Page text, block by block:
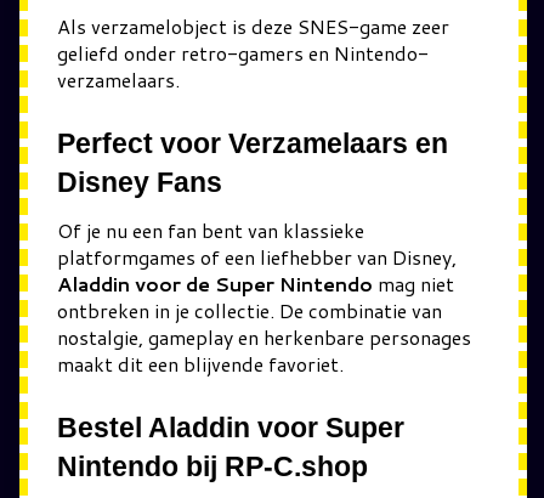
Als verzamelobject is deze SNES-game zeer
geliefd onder retro-gamers en Nintendo-
verzamelaars.
Perfect voor Verzamelaars en
Disney Fans
Of je nu een fan bent van klassieke
platformgames of een liefhebber van Disney,
Aladdin voor de Super Nintendo mag niet
ontbreken in je collectie. De combinatie van
nostalgie, gameplay en herkenbare personages
maakt dit een blijvende favoriet.
Bestel Aladdin voor Super
Nintendo bij RP-C.shop